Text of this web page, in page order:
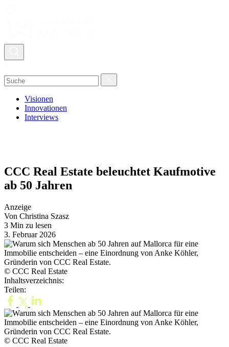
Visionen
Innovationen
Interviews
CCC Real Estate beleuchtet Kaufmotive
ab 50 Jahren
Anzeige
Von Christina Szasz
3 Min zu lesen
3. Februar 2026
© CCC Real Estate
Inhaltsverzeichnis:
Teilen:
© CCC Real Estate